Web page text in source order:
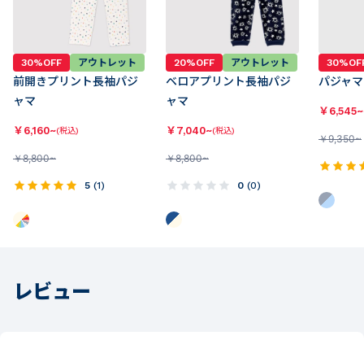
30%OFF アウトレット
前開きプリント長袖パジ
ャマ
￥ 6,160~(税込)
￥8,800~
5 (1)
20%OFF アウトレット
ベロアプリント長袖パジ
ャマ
￥ 7,040~(税込)
￥8,800~
0 (0)
パジャマ
￥ 6,545~
￥9,350~
レビュー